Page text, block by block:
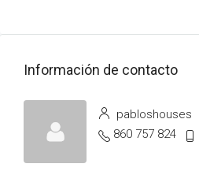
Información de contacto
pabloshouses
860 757 824